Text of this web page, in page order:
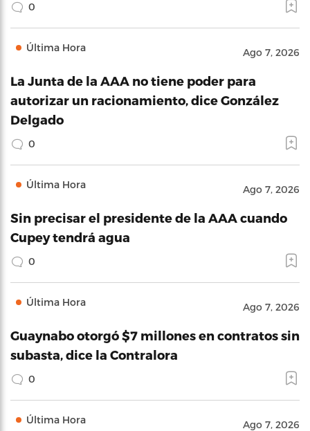
0
Última Hora Ago 7, 2026
La Junta de la AAA no tiene poder para
autorizar un racionamiento, dice González
Delgado
0
Última Hora Ago 7, 2026
Sin precisar el presidente de la AAA cuando
Cupey tendrá agua
0
Última Hora Ago 7, 2026
Guaynabo otorgó $7 millones en contratos sin
subasta, dice la Contralora
0
Última Hora Ago 7, 2026